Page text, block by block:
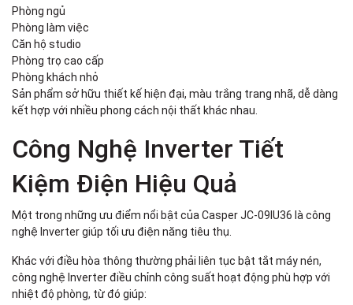
Phòng ngủ
Phòng làm việc
Căn hộ studio
Phòng trọ cao cấp
Phòng khách nhỏ
Sản phẩm sở hữu thiết kế hiện đại, màu trắng trang nhã, dễ dàng
kết hợp với nhiều phong cách nội thất khác nhau.
Công Nghệ Inverter Tiết
Kiệm Điện Hiệu Quả
Một trong những ưu điểm nổi bật của Casper JC-09IU36 là công
nghệ Inverter giúp tối ưu điện năng tiêu thụ.
Khác với điều hòa thông thường phải liên tục bật tắt máy nén,
công nghệ Inverter điều chỉnh công suất hoạt động phù hợp với
nhiệt độ phòng, từ đó giúp: